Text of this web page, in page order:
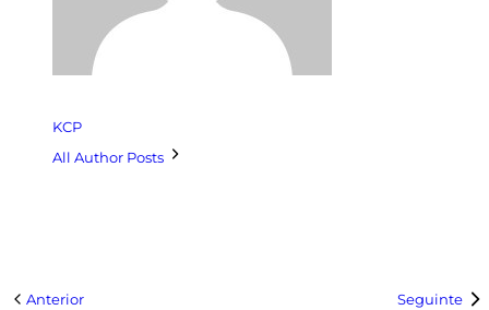
KCP
All Author Posts
Anterior Seguinte